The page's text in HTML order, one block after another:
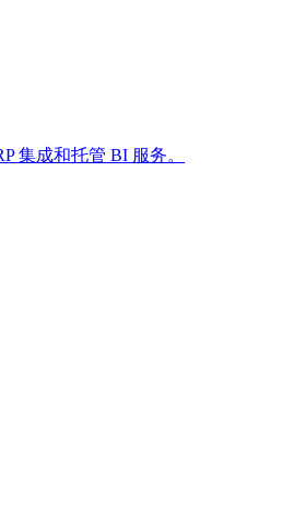
集成和托管 BI 服务。